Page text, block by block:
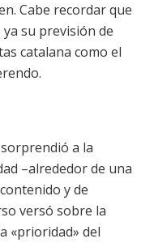
Cabe recordar que
su previsión de
catalana como el
a la
–alrededor de una
y de
versó sobre la
«prioridad» del